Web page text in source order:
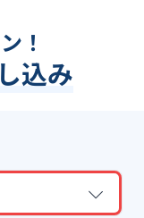
！
込み